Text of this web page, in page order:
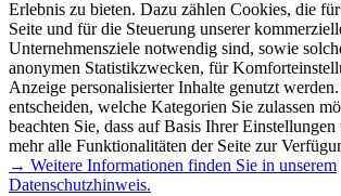
Erlebnis zu bieten. Dazu zählen Cookies, die
Seite und für die Steuerung unserer
Unternehmensziele notwendig sind, sowie
anonymen Statistikzwecken, für
Anzeige personalisierter Inhalte genutzt
entscheiden, welche Kategorien Sie zulassen
beachten Sie, dass auf Basis Ihrer
mehr alle Funktionalitäten der Seite zur
→ Weitere Informationen finden Sie in unserem
Datenschutzhinweis.